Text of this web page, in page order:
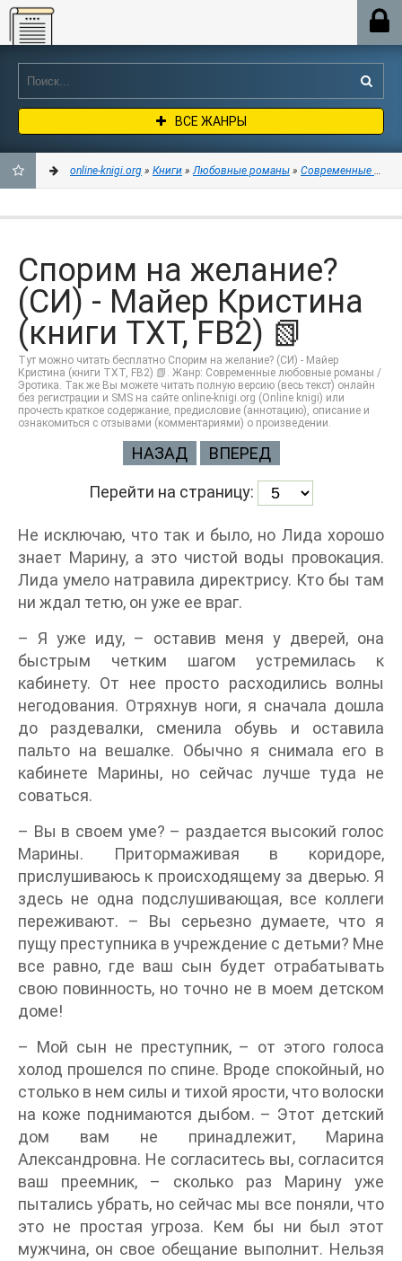
Online-knigi.org
ВСЕ ЖАНРЫ
ЗАКЛАДКИ
online-knigi.org » Книги »Любовные романы » Современные
Спорим на желание?
(СИ) - Майер Кристина
(книги TXT, FB2) 📗
Тут можно читать бесплатно Спорим на желание? (СИ) - Майер
Кристина (книги TXT, FB2) 📗. Жанр: Современные любовные романы /
Эротика. Так же Вы можете читать полную версию (весь текст) онлайн
без регистрации и SMS на сайте online-knigi.org (Online knigi) или
прочесть краткое содержание, предисловие (аннотацию), описание и
ознакомиться с отзывами (комментариями) о произведении.
НАЗАД ВПЕРЕД
Перейти на страницу:
Не исключаю, что так и было, но Лида хорошо
знает Марину, а это чистой воды провокация.
Лида умело натравила директрису. Кто бы там
ни ждал тетю, он уже ее враг.
– Я уже иду, – оставив меня у дверей, она
быстрым четким шагом устремилась к
кабинету. От нее просто расходились волны
негодования. Отряхнув ноги, я сначала дошла
до раздевалки, сменила обувь и оставила
пальто на вешалке. Обычно я снимала его в
кабинете Марины, но сейчас лучше туда не
соваться.
– Вы в своем уме? – раздается высокий голос
Марины. Притормаживая в коридоре,
прислушиваюсь к происходящему за дверью. Я
здесь не одна подслушивающая, все коллеги
переживают. – Вы серьезно думаете, что я
пущу преступника в учреждение с детьми? Мне
все равно, где ваш сын будет отрабатывать
свою повинность, но точно не в моем детском
доме!
– Мой сын не преступник, – от этого голоса
холод прошелся по спине. Вроде спокойный, но
столько в нем силы и тихой ярости, что волоски
на коже поднимаются дыбом. – Этот детский
дом вам не принадлежит, Марина
Александровна. Не согласитесь вы, согласится
ваш преемник, – сколько раз Марину уже
пытались убрать, но сейчас мы все поняли, что
это не простая угроза. Кем бы ни был этот
мужчина, он свое обещание выполнит. Нельзя